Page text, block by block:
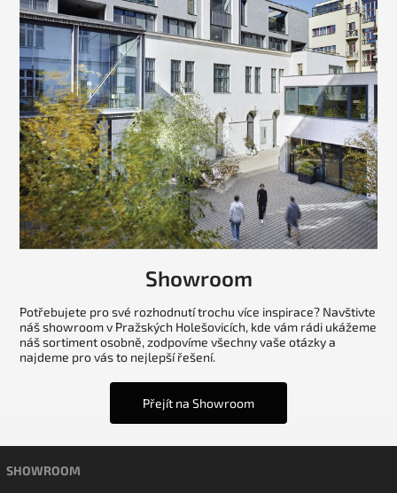
Showroom
Potřebujete pro své rozhodnutí trochu více inspirace? Navštivte
náš showroom v Pražských Holešovicích, kde vám rádi ukážeme
náš sortiment osobně, zodpovíme všechny vaše otázky a
najdeme pro vás to nejlepší řešení.
Přejít na Showroom
SHOWROOM